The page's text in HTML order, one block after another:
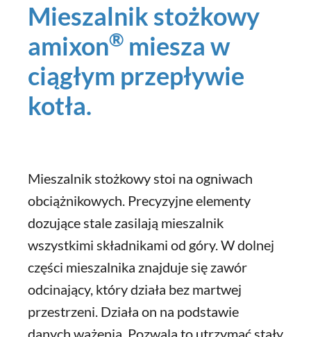
Mieszalnik stożkowy
amixon® miesza w
ciągłym przepływie
kotła.
Mieszalnik stożkowy stoi na ogniwach
obciążnikowych. Precyzyjne elementy
dozujące stale zasilają mieszalnik
wszystkimi składnikami od góry. W dolnej
części mieszalnika znajduje się zawór
odcinający, który działa bez martwej
przestrzeni. Działa on na podstawie
danych ważenia. Pozwala to utrzymać stały